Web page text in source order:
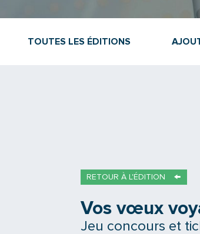
TOUTES LES ÉDITIONS
RETOUR À L'ÉDITION
Vos vœux
Jeu concours et